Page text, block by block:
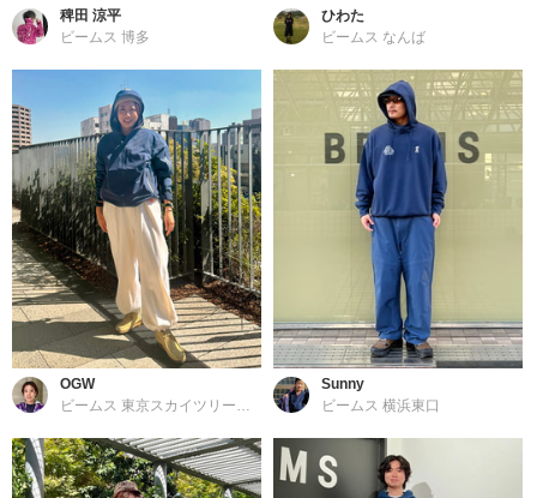
稗田 涼平
ビームス 博多
ひわた
ビームス なんば
OGW
ビームス 東京スカイツリータウン
Sunny
ビームス 横浜東口